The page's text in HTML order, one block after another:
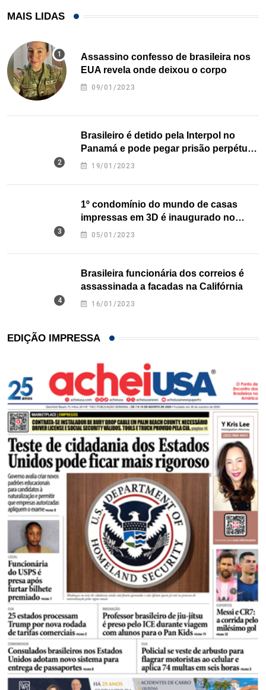
MAIS LIDAS
Assassino confesso de brasileira nos
EUA revela onde deixou o corpo
09/01/2023
Brasileiro é detido pela Interpol no
Panamá e pode pegar prisão perpétua
nos EUA
19/01/2023
1º condomínio do mundo de casas
impressas em 3D é inaugurado no
Texas
05/01/2023
Brasileira funcionária dos correios é
assassinada a facadas na Califórnia
16/01/2023
EDIÇÃO IMPRESSA